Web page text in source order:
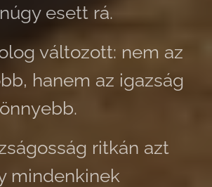
esett rá.
változott: nem az
hanem az igazság
ritkán azt
mindenkinek